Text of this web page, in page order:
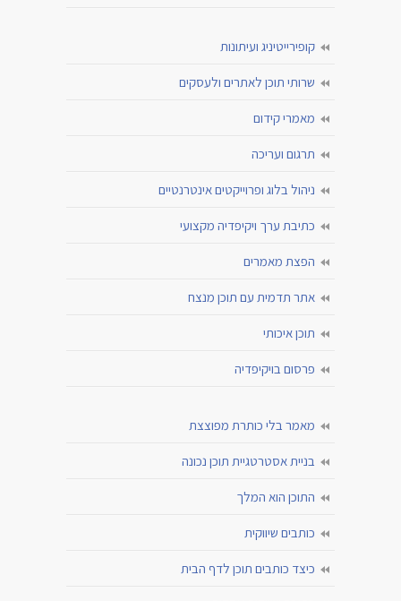
קופירייטיניג ועיתונות
שרותי תוכן לאתרים ולעסקים
מאמרי קידום
תרגום ועריכה
ניהול בלוג ופרוייקטים אינטרנטיים
כתיבת ערך ויקיפדיה מקצועי
הפצת מאמרים
אתר תדמית עם תוכן מנצח
תוכן איכותי
פרסום בויקיפדיה
מאמר בלי כותרת מפוצצת
בניית אסטרטגיית תוכן נכונה
התוכן הוא המלך
כותבים שיווקית
כיצד כותבים תוכן לדף הבית